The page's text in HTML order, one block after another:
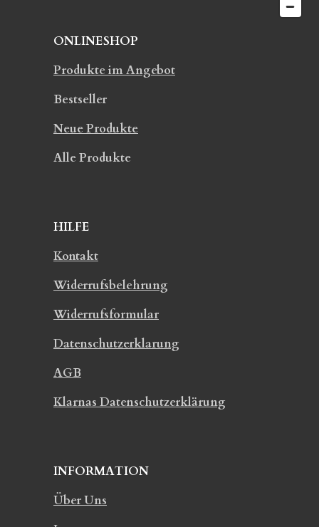
ONLINESHOP
Produkte im Angebot
Bestseller
Neue Produkte
Alle Produkte
HILFE
Kontakt
Widerrufsbelehrung
Widerrufsformular
Datenschutzerklarung
AGB
Klarnas Datenschutzerklärung
INFORMATION
Über Uns